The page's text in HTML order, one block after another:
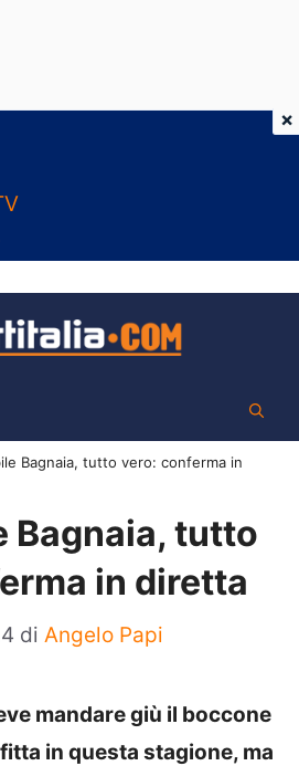
Bagnaia, tutto vero: conferma in
Bagnaia, tutto
in diretta
di Angelo Papi
mandare giù il boccone
in questa stagione, ma
×